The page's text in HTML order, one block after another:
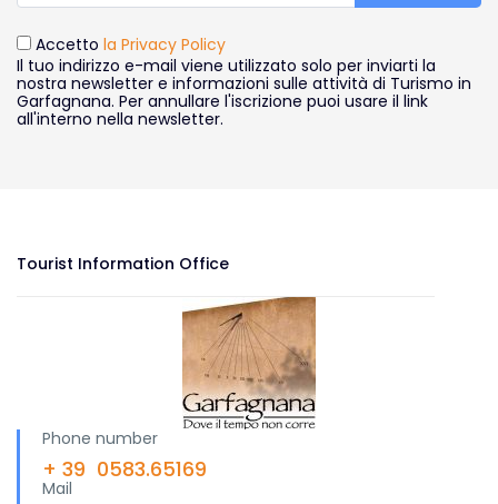
Accetto la Privacy Policy
Il tuo indirizzo e-mail viene utilizzato solo per inviarti la
nostra newsletter e informazioni sulle attività di Turismo in
Garfagnana. Per annullare l'iscrizione puoi usare il link
all'interno nella newsletter.
Tourist Information Office
Phone number
+ 39 0583.65169
Mail